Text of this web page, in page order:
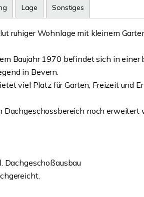
Lage Sonstiges
ruhiger Wohnlage mit kleinem
Baujahr 1970 befindet sich in einer
in Bevern.
viel Platz für Garten, Freizeit und
Dachgeschossbereich noch erweitert
Dachgeschoßausbau